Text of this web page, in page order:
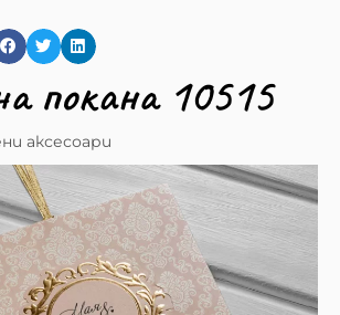
покана 10515
аксесоари